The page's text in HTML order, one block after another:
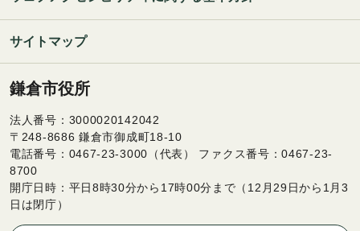
サイトマップ
鎌倉市役所
法人番号：3000020142042
〒248-8686 鎌倉市御成町18-10
電話番号：0467-23-3000（代表） ファクス番号：0467-23-
8700
開庁日時：平日8時30分から17時00分まで（12月29日から1月3
日は閉庁）